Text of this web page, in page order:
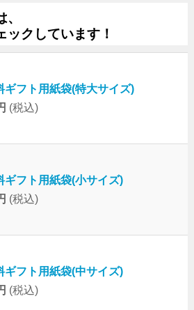
ックしています！
ギフト用紙袋(特大サイズ)
(税込)
ギフト用紙袋(小サイズ)
(税込)
ギフト用紙袋(中サイズ)
(税込)